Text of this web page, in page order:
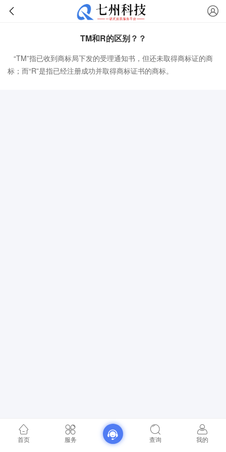
TM和R的区别？？
“TM”指已收到商标局下发的受理通知书，但还未取得商标证的商
标；而“R”是指已经注册成功并取得商标证书的商标。
首页 服务 查询 我的